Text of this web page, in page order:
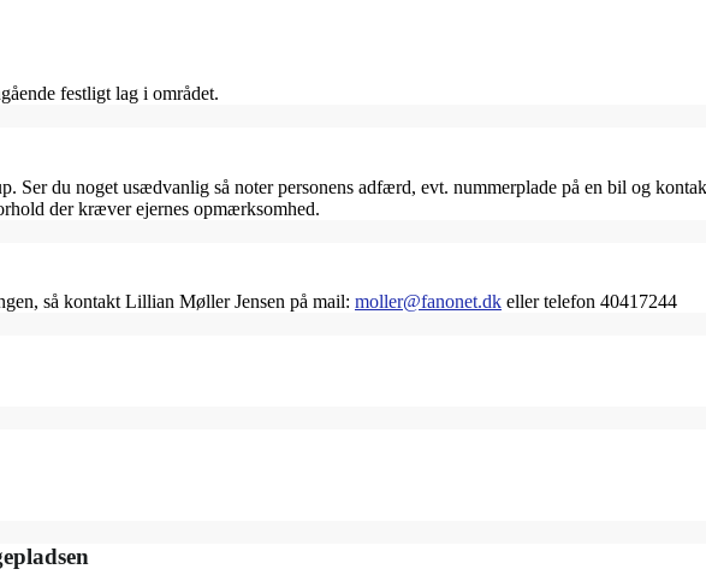
festligt lag i området.
du noget usædvanlig så noter personens adfærd, evt. nummerplade på en bil og
der kræver ejernes opmærksomhed.
så kontakt Lillian Møller Jensen på mail: moller@fanonet.dk eller telefon 40417244